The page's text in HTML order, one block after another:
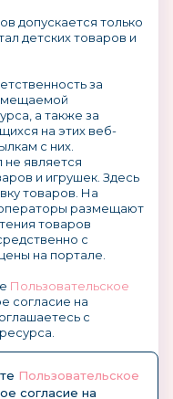
допускается только
детских товаров и
за
а также за
на этих веб-
с них.
является
и игрушек. Здесь
товаров. На
размещают
товаров
с
на портале.
Пользовательское
согласие на
с
ресурса.
Пользовательское
согласие на